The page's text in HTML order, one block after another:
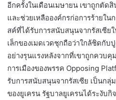
อีกครั้งในเดือนเมษายน เขาถูกตั
และช่วยเหลือองค์กรก่อการร้ายใ
สค์ที่ได้รับการสนับสนุนจากรัสเซีย
เล็กของเมดเวดชุกถือว่าใกล้ชิดกั
อย่างรุนแรงหลังจากที่เขาถูกควบ
การเมืองของพรรค Opposing
รับการสนับสนุนจากรัสเซีย เป็นก
ของยูเครน รัฐบาลยูเครนได้ระงับกิ